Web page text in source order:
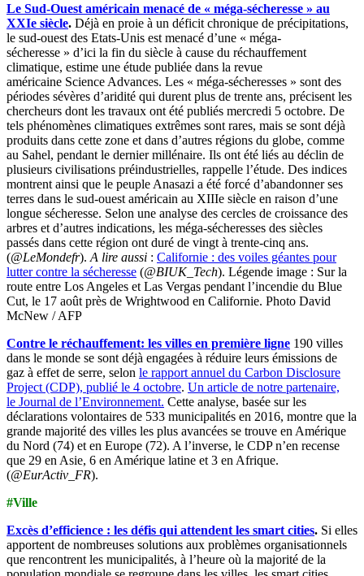
Le Sud-Ouest américain menacé de « méga-sécheresse » au
XXIe siècle. Déjà en proie à un déficit chronique de précipitations,
le sud-ouest des Etats-Unis est menacé d’une « méga-
sécheresse » d’ici la fin du siècle à cause du réchauffement
climatique, estime une étude publiée dans la revue
américaine Science Advances. Les « méga-sécheresses » sont des
périodes sévères d’aridité qui durent plus de trente ans, précisent les
chercheurs dont les travaux ont été publiés mercredi 5 octobre. De
tels phénomènes climatiques extrêmes sont rares, mais se sont déjà
produits dans cette zone et dans d’autres régions du globe, comme
au Sahel, pendant le dernier millénaire. Ils ont été liés au déclin de
plusieurs civilisations préindustrielles, rappelle l’étude. Des indices
montrent ainsi que le peuple Anasazi a été forcé d’abandonner ses
terres dans le sud-ouest américain au XIIIe siècle en raison d’une
longue sécheresse. Selon une analyse des cercles de croissance des
arbres et d’autres indications, les méga-sécheresses des siècles
passés dans cette région ont duré de vingt à trente-cinq ans.
(@LeMondefr). A lire aussi : Californie : des voiles géantes pour
lutter contre la sécheresse (@BIUK_Tech). Légende image : Sur la
route entre Los Angeles et Las Vergas pendant l’incendie du Blue
Cut, le 17 août près de Wrightwood en Californie. Photo David
McNew / AFP
Contre le réchauffement: les villes en première ligne 190 villes
dans le monde se sont déjà engagées à réduire leurs émissions de
gaz à effet de serre, selon le rapport annuel du Carbon Disclosure
Project (CDP), publié le 4 octobre. Un article de notre partenaire,
le Journal de l’Environnement. Cette analyse, basée sur les
déclarations volontaires de 533 municipalités en 2016, montre que la
grande majorité des villes les plus avancées se trouve en Amérique
du Nord (74) et en Europe (72). A l’inverse, le CDP n’en recense
que 29 en Asie, 6 en Amérique latine et 3 en Afrique.
(@EurActiv_FR).
#Ville
Excès d’efficience : les défis qui attendent les smart cities. Si elles
apportent de nombreuses solutions aux problèmes organisationnels
que rencontrent les municipalités, à l’heure où la majorité de la